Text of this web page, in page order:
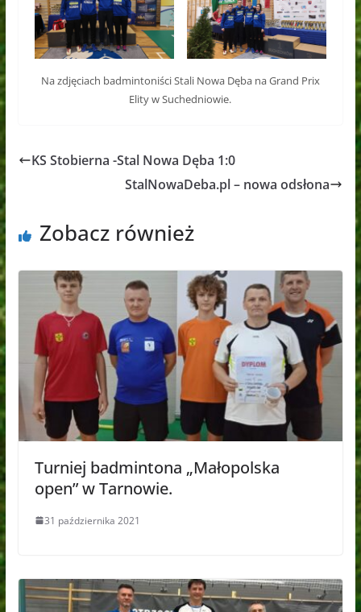
Na zdjęciach badmintoniści Stali Nowa Dęba na Grand Prix
Elity w Suchedniowie.
KS Stobierna -Stal Nowa Dęba 1:0
StalNowaDeba.pl – nowa odsłona
Zobacz również
Turniej badmintona „Małopolska
open” w Tarnowie.
31 października 2021